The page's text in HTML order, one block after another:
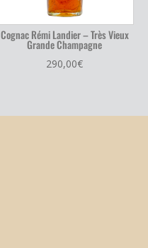
Cognac Rémi Landier – Très Vieux
Grande Champagne
290,00€